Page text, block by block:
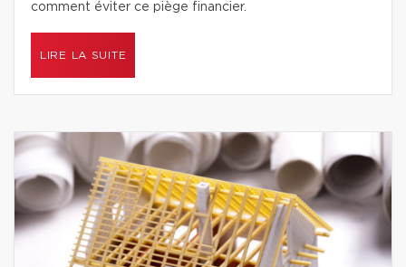
comment éviter ce piège financier.
LIRE LA SUITE